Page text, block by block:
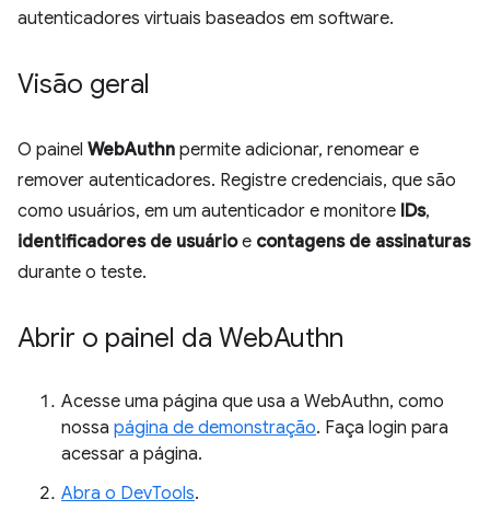
autenticadores virtuais baseados em software.
Visão geral
O painel WebAuthn permite adicionar, renomear e
remover autenticadores. Registre credenciais, que são
como usuários, em um autenticador e monitore IDs,
identificadores de usuárioe contagens de assinaturas
durante o teste.
Abrir o painel da WebAuthn
Acesse uma página que usa a WebAuthn, como
nossa página de demonstração. Faça login para
acessar a página.
Abra o DevTools.